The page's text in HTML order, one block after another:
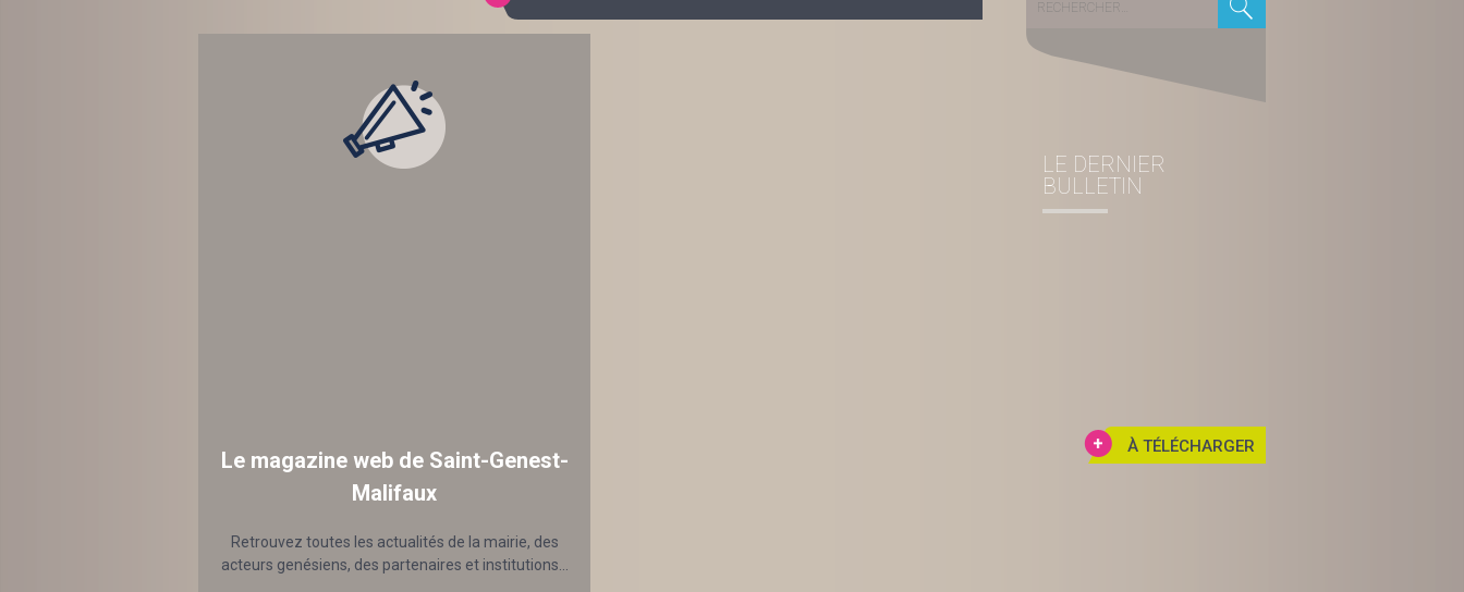
TEMPS RÉEL
Le magazine web de Saint-Genest-
Malifaux
Retrouvez toutes les actualités de la mairie, des
acteurs genésiens, des partenaires et institutions...
LE DERNIER
BULLETIN
À TÉLÉCHARGER